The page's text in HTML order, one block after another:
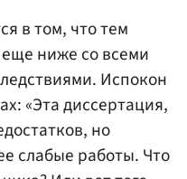
в том, что тем
ниже со всеми
Испокон
«Эта диссертация,
но
слабые работы. Что